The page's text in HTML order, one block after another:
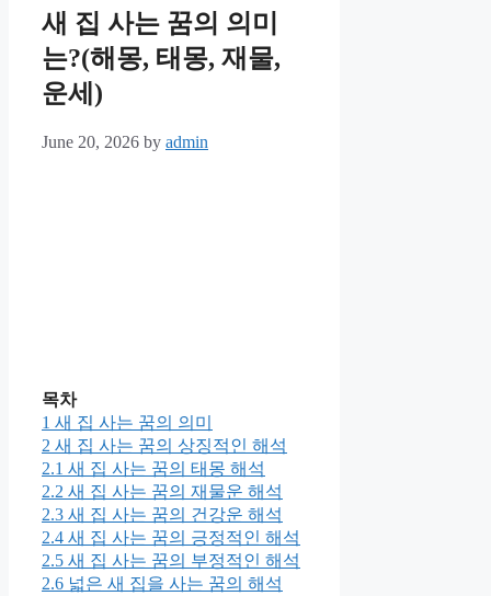
새 집 사는 꿈의 의미
는?(해몽, 태몽, 재물,
운세)
June 20, 2026 by admin
목차
1 새 집 사는 꿈의 의미
2 새 집 사는 꿈의 상징적인 해석
2.1 새 집 사는 꿈의 태몽 해석
2.2 새 집 사는 꿈의 재물운 해석
2.3 새 집 사는 꿈의 건강운 해석
2.4 새 집 사는 꿈의 긍정적인 해석
2.5 새 집 사는 꿈의 부정적인 해석
2.6 넓은 새 집을 사는 꿈의 해석